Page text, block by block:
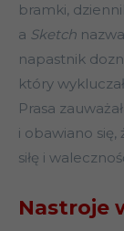
bramki,
a Sketch
napastnik
który
Prasa
i obawiano
siłę i
Nastroje